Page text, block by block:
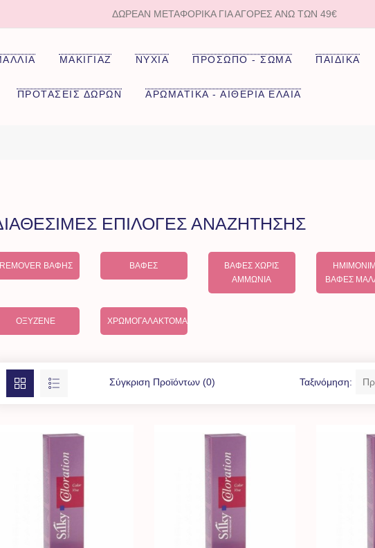
ΔΩΡΕΑΝ ΜΕΤΑΦΟΡΙΚΑ ΓΙΑ ΑΓΟΡΈΣ ΆΝΩ ΤΩΝ 49€
ΜΑΚΙΓΙΑΖ ΝΥΧΙΑ ΠΡΟΣΩΠΟ - ΣΩΜΑ ΠΑΙΔΙΚΑ
ΠΡΟΤΑΣΕΙΣ ΔΩΡΩΝ ΑΡΩΜΑΤΙΚΑ - ΑΙΘΕΡΙΑ ΕΛΑΙΑ
ΕΠΙΛΟΓΕΣ ΑΝΑΖΗΤΗΣΗΣ
REMOVER ΒΑΦΉΣ ΒΑΦΈΣ
ΒΑΦΈΣ ΧΩΡΊΣ
ΑΜΜΩΝΊΑ
ΒΑΦΈΣ
ΟΞΥΖΕΝΈ ΧΡΩΜΟΓΑΛΆΚΤΟΜΑ
Σύγκριση Προϊόντων (0) Ταξινόμηση: